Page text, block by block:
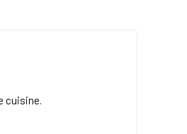
cuisine.